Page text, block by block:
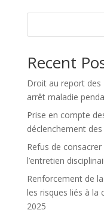
Recent
Droit au report des
arrêt maladie
Prise en compte
déclenchement
Refus de
l’entretien
Renforcement de
les risques liés à la
2025